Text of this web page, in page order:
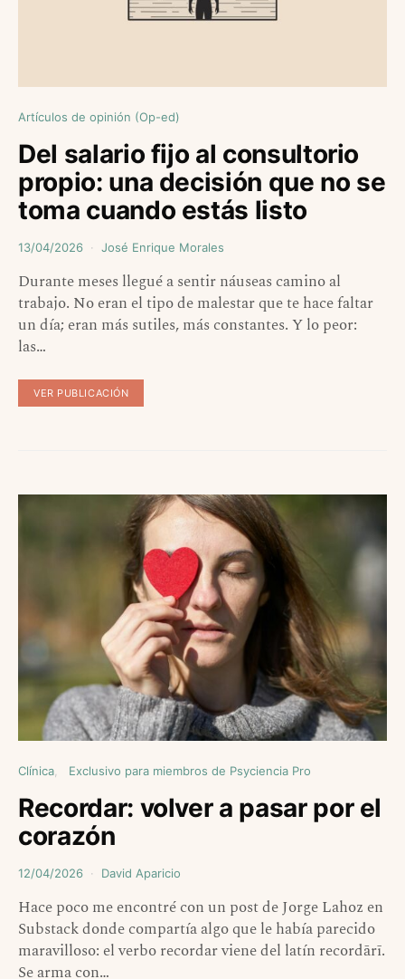
Artículos de opinión (Op-ed)
Del salario fijo al consultorio
propio: una decisión que no se
toma cuando estás listo
13/04/2026 José Enrique Morales
Durante meses llegué a sentir náuseas camino al
trabajo. No eran el tipo de malestar que te hace faltar
un día; eran más sutiles, más constantes. Y lo peor:
las…
VER PUBLICACIÓN
Clínica Exclusivo para miembros de Psyciencia Pro
Recordar: volver a pasar por el
corazón
12/04/2026 David Aparicio
Hace poco me encontré con un post de Jorge Lahoz en
Substack donde compartía algo que le había parecido
maravilloso: el verbo recordar viene del latín recordārī.
Se arma con…